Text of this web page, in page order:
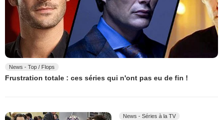
News - Top / Flops
Frustration totale : ces séries qui n'ont pas eu de fin !
News - Séries à la TV